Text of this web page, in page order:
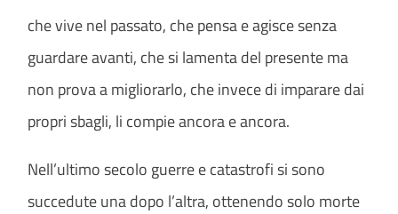
che vive nel passato, che pensa e agisce senza
guardare avanti, che si lamenta del presente ma
non prova a migliorarlo, che invece di imparare dai
propri sbagli, li compie ancora e ancora.
Nell’ultimo secolo guerre e catastrofi si sono
succedute una dopo l’altra, ottenendo solo morte